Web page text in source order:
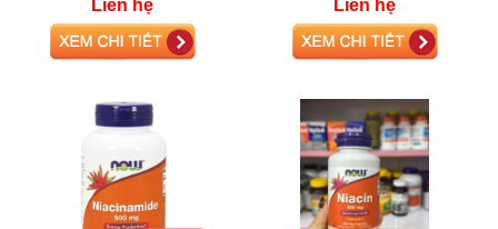
Liên hệ
khỏe
Liên hệ